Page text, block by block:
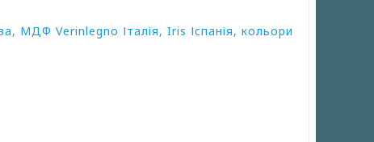
МДФ Verinlegno Італія, Iris Іспанія, кольори